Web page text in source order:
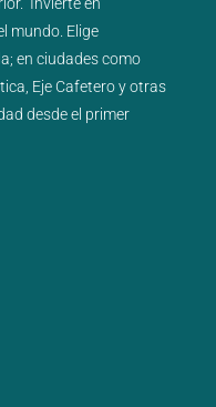
mundo. Elige
; en ciudades como
Eje Cafeteroyotras
desde el primer